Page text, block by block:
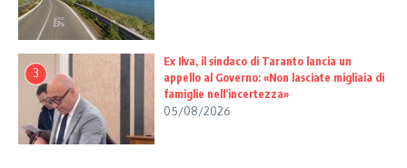
3
Ex Ilva, il sindaco di Taranto lancia un
appello al Governo: «Non lasciate migliaia di
famiglie nell’incertezza»
05/08/2026